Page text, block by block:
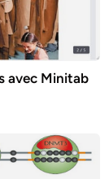
avec Minitab